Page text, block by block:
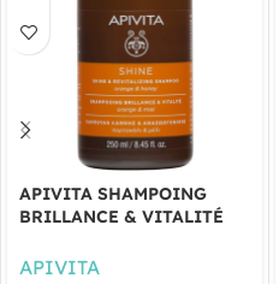
APIVITA SHAMPOING
BRILLANCE & VITALITÉ
APIVITA